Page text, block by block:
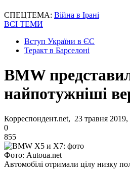
СПЕЦТЕМА: Війна в Ірані
ВСІ ТЕМИ
Вступ України в ЄС
Теракт в Барселоні
BMW
найпотужніші
Корреспондент.net, 23 травня 2019,
0
855
Фото: Autoua.net
Автомобілі отримали цілу низку